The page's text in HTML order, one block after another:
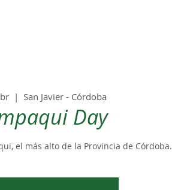
  |
San Javier - Córdoba
Day
el más alto de la Provincia de Córdoba.